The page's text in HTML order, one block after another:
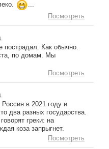
...
Посмотреть
пострадал. Как обычно.
по домам. Мы
Посмотреть
в 2021 году и
два разных государства.
греки: на
коза запрыгнет.
Посмотреть